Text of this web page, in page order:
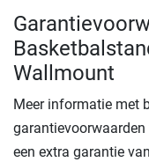
Wallmount
Meer informatie met
garantievoorwaarden
een extra garantie